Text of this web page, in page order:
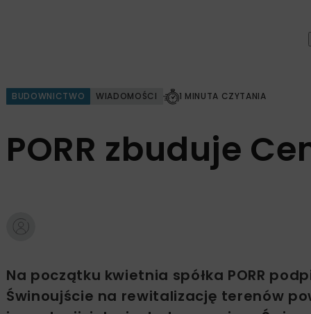
BUDOWNICTWO WIADOMOŚCI 1 MINUTA CZYTANIA
PORR zbuduje
Na początku kwietnia spółka PORR
Świnoujście na rewitalizację terenów